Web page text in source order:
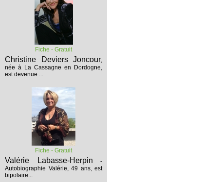
Fiche - Gratuit
Christine Deviers Joncour,
née à La Cassagne en Dordogne,
est devenue ...
Fiche - Gratuit
Valérie Labasse-Herpin -
Autobiographie Valérie, 49 ans, est
bipolaire...